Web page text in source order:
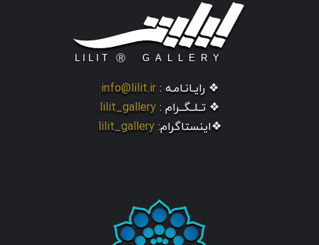
❖ رایـانـامـه : info@lilit.ir
❖ تــلــگــرام : lilit_gallery
❖اینستاگرام: lilit_gallery